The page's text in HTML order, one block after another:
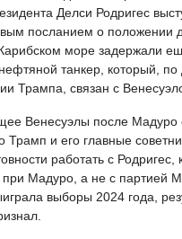
Делси Родригес
посланием о положении
море задержали
танкер, который,
Трампа, связан с
Венесуэлы после Мадуро
Трамп и его главные
работать с
Мадуро, а не с партией
выборы 2024 года,